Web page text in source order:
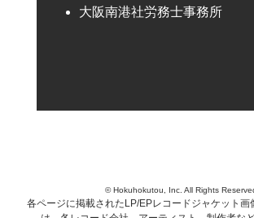
大阪南港社労務士事務所
© Hokuhokutou, Inc. All Rights
各ページに掲載されたLP/EPレコードジャケット画